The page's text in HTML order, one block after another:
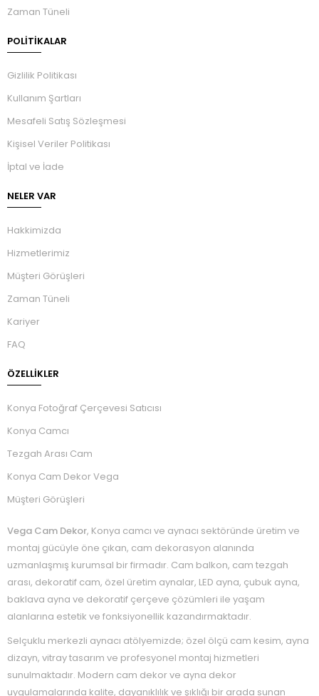
Zaman Tüneli
POLİTİKALAR
Gizlilik Politikası
Kullanım Şartları
Mesafeli Satış Sözleşmesi
Kişisel Veriler Politikası
İptal ve İade
NELER VAR
Hakkimizda
Hizmetlerimiz
Müşteri Görüşleri
Zaman Tüneli
Kariyer
FAQ
ÖZELLIKLER
Konya Fotoğraf Çerçevesi Satıcısı
Konya Camcı
Tezgah Arası Cam
Konya Cam Dekor Vega
Müşteri Görüşleri
Vega Cam Dekor, Konya camcı ve aynacı sektöründe üretim ve
montaj gücüyle öne çıkan, cam dekorasyon alanında
uzmanlaşmış kurumsal bir firmadır. Cam balkon, cam tezgah
arası, dekoratif cam, özel üretim aynalar, LED ayna, çubuk ayna,
baklava ayna ve dekoratif çerçeve çözümleri ile yaşam
alanlarına estetik ve fonksiyonellik kazandırmaktadır.
Selçuklu merkezli aynacı atölyemizde; özel ölçü cam kesim, ayna
dizayn, vitray tasarım ve profesyonel montaj hizmetleri
sunulmaktadır. Modern cam dekor ve ayna dekor
uygulamalarında kalite, dayanıklılık ve şıklığı bir arada sunan